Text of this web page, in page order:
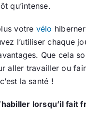
qu’intense.
votre vélo
l’utiliser chaque
Que cela
aller travailler ou
la santé !
lorsqu’il fait